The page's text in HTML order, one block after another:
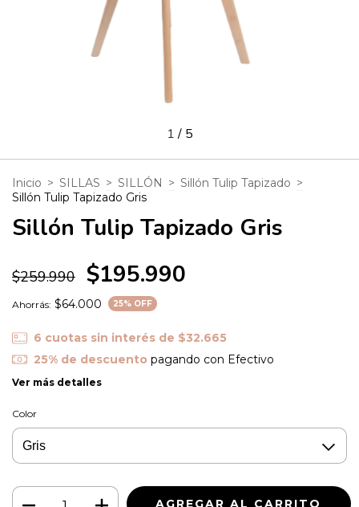
1/ 5
Inicio > SILLAS > SILLÓN > Sillón Tulip Tapizado >
Sillón Tulip Tapizado Gris
Sillón Tulip Tapizado Gris
$259.990 $195.990
Ahorrás: $64.000 25% OFF
6 cuotas sin interés de $32.665
25% de descuento pagando con Efectivo
Ver más detalles
Color